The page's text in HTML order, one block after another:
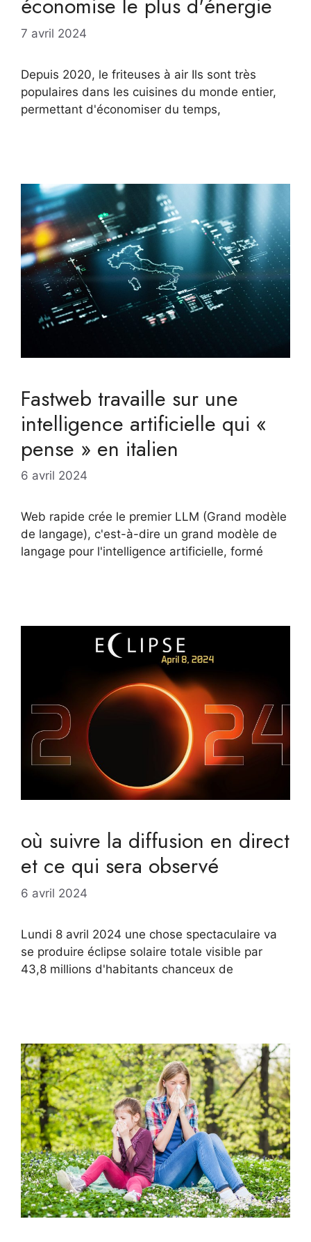
économise le plus d'énergie
7 avril 2024
Depuis 2020, le friteuses à air Ils sont très
populaires dans les cuisines du monde entier,
permettant d'économiser du temps,
Fastweb travaille sur une
intelligence artificielle qui «
pense » en italien
6 avril 2024
Web rapide crée le premier LLM (Grand modèle
de langage), c'est-à-dire un grand modèle de
langage pour l'intelligence artificielle, formé
où suivre la diffusion en direct
et ce qui sera observé
6 avril 2024
Lundi 8 avril 2024 une chose spectaculaire va
se produire éclipse solaire totale visible par
43,8 millions d'habitants chanceux de